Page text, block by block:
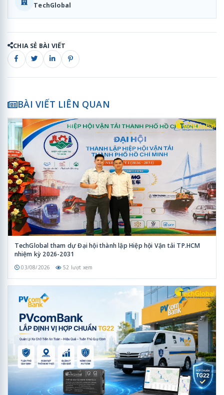
TechGlobal
CHIA SẺ BÀI VIẾT
BÀI VIẾT LIÊN QUAN
TechGlobal tham dự Đại hội thành lập Hiệp hội Vận tải TP.HCM
nhiệm kỳ 2026-2031
03/08/2026 52 lượt xem